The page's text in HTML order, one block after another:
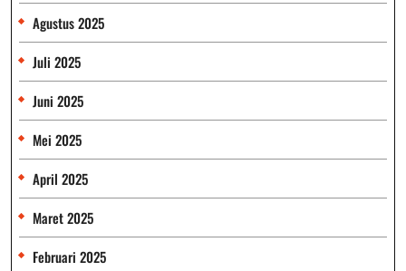
Agustus 2025
Juli 2025
Juni 2025
Mei 2025
April 2025
Maret 2025
Februari 2025